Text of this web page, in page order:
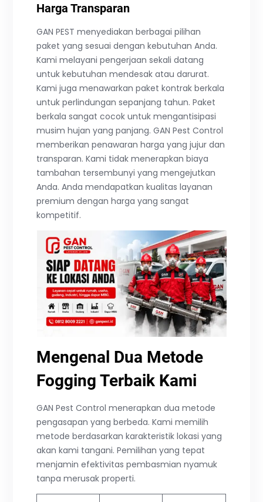
Harga Transparan
GAN PEST menyediakan berbagai pilihan
paket yang sesuai dengan kebutuhan Anda.
Kami melayani pengerjaan sekali datang
untuk kebutuhan mendesak atau darurat.
Kami juga menawarkan paket kontrak berkala
untuk perlindungan sepanjang tahun. Paket
berkala sangat cocok untuk mengantisipasi
musim hujan yang panjang. GAN Pest Control
memberikan penawaran harga yang jujur dan
transparan. Kami tidak menerapkan biaya
tambahan tersembunyi yang mengejutkan
Anda. Anda mendapatkan kualitas layanan
premium dengan harga yang sangat
kompetitif.
Mengenal Dua Metode
Fogging Terbaik Kami
GAN Pest Control menerapkan dua metode
pengasapan yang berbeda. Kami memilih
metode berdasarkan karakteristik lokasi yang
akan kami tangani. Pemilihan yang tepat
menjamin efektivitas pembasmian nyamuk
tanpa merusak properti.